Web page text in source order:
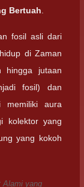
Bertuah.
fosil asli dari
di Zaman
hingga jutaan
fosil) dan
memiliki aura
kolektor yang
yang kokoh
Alami yang